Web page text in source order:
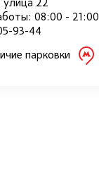
улица 22
08:00 - 21:00
93-44
парковки